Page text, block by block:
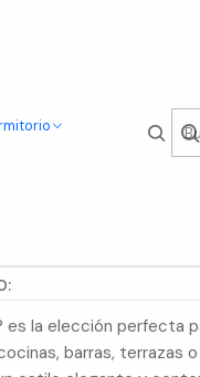
es la elección perfecta
barras, terrazas